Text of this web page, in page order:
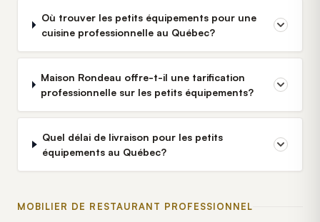
Où trouver les petits équipements pour une
cuisine professionnelle au Québec?
Maison Rondeau offre-t-il une tarification
professionnelle sur les petits équipements?
Quel délai de livraison pour les petits
équipements au Québec?
MOBILIER DE RESTAURANT PROFESSIONNEL